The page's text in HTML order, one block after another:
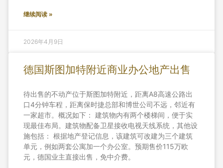
继续阅读 »
2026年4月9日
德国斯图加特附近商业办公地产出售
待出售的不动产位于斯图加特附近，距离A8高速公路出
口4分钟车程，距离保时捷总部和博世公司不远，邻近有
一家超市。概况如下： 建筑物内有两个楼梯间，便于实
现最佳布局。建筑物配备卫星接收电视天线系统，其他设
施包括： 根据地产登记信息，该建筑可改建为三个建筑
单元，例如两套公寓加一个办公室。预期售价115万欧
元，德国业主直接出售，免中介费。